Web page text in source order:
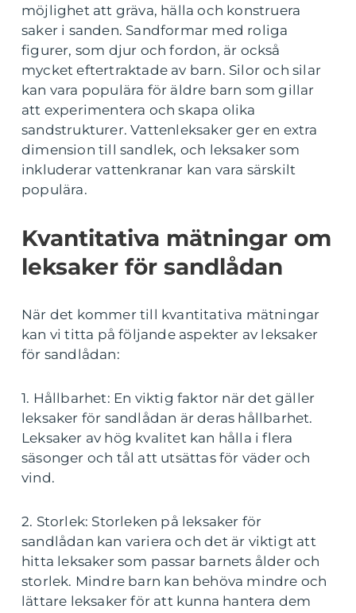
möjlighet att gräva, hälla och konstruera
saker i sanden. Sandformar med roliga
figurer, som djur och fordon, är också
mycket eftertraktade av barn. Silor och silar
kan vara populära för äldre barn som gillar
att experimentera och skapa olika
sandstrukturer. Vattenleksaker ger en extra
dimension till sandlek, och leksaker som
inkluderar vattenkranar kan vara särskilt
populära.
Kvantitativa mätningar om
leksaker för sandlådan
När det kommer till kvantitativa mätningar
kan vi titta på följande aspekter av leksaker
för sandlådan:
1. Hållbarhet: En viktig faktor när det gäller
leksaker för sandlådan är deras hållbarhet.
Leksaker av hög kvalitet kan hålla i flera
säsonger och tål att utsättas för väder och
vind.
2. Storlek: Storleken på leksaker för
sandlådan kan variera och det är viktigt att
hitta leksaker som passar barnets ålder och
storlek. Mindre barn kan behöva mindre och
lättare leksaker för att kunna hantera dem